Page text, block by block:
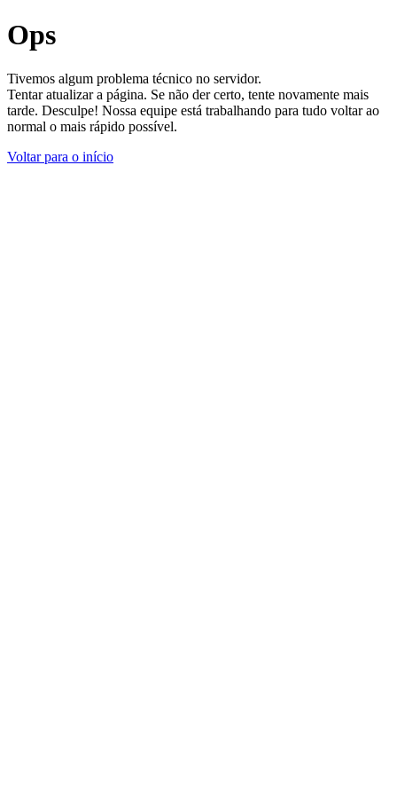
Ops
Tivemos algum problema técnico no servidor.
Tentar atualizar a página. Se não der certo, tente novamente mais
tarde. Desculpe! Nossa equipe está trabalhando para tudo voltar ao
normal o mais rápido possível.
Voltar para o início